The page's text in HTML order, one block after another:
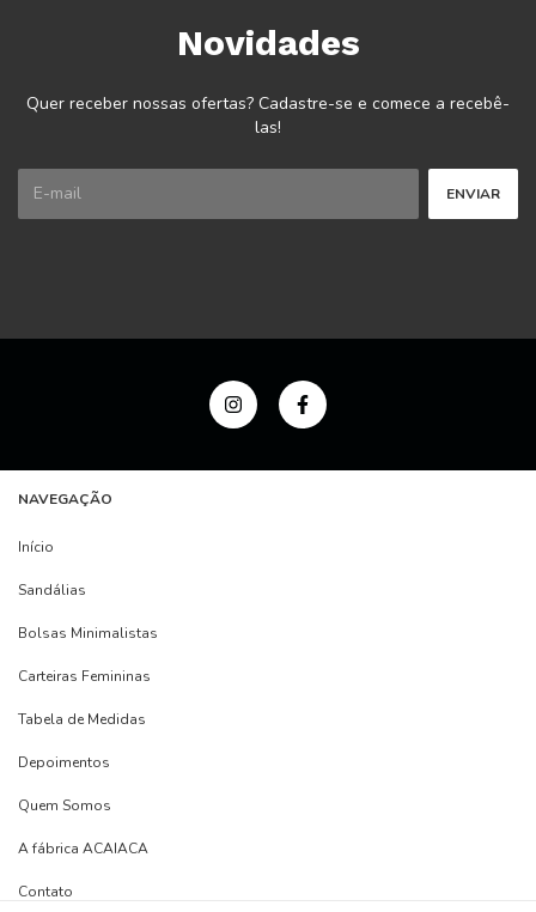
Novidades
Quer receber nossas ofertas? Cadastre-se e comece a recebê-
las!
NAVEGAÇÃO
Início
Sandálias
Bolsas Minimalistas
Carteiras Femininas
Tabela de Medidas
Depoimentos
Quem Somos
A fábrica ACAIACA
Contato